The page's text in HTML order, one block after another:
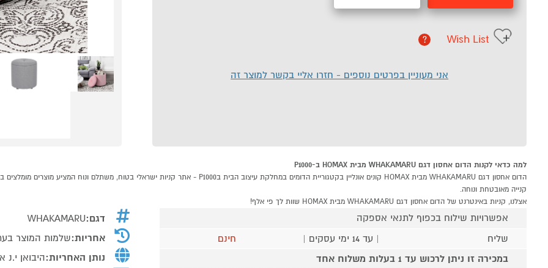
Wish List
?
אני מעוניין בפרטים נוספים - חזרו אליי בקשר למוצר זה
למה כדאי לקנות הדום אחסון דגם WHAKAMARU מבית HOMAX ב-P1000
קנייה מאובטחת ונוחה.
אצלנו, קניות באינטרנט של הדום אחסון דגם WHAKAMARU מבית HOMAX שוות לך פי אלף!
אפשרויות שילוח בכפוף לתנאי אספקה
שליח
| עד 14 ימי עסקים |
חינם
במכירה זו ניתן לרכוש עד 1 בעלות משלוח אחד
דגם:WHAKAMARU
אחריות:שלמות המוצר
נותן האחריות:היבואן י.נ